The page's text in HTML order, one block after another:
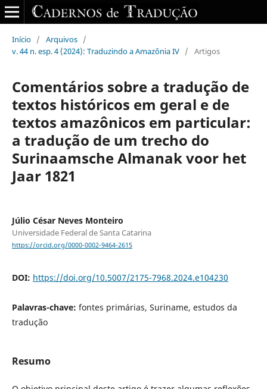
Início / Arquivos /
v. 44 n. esp. 4 (2024): Traduzindo a Amazônia IV / Artigos
Comentários sobre a tradução de
textos históricos em geral e de
textos amazônicos em particular:
a tradução de um trecho do
Surinaamsche Almanak voor het
Jaar 1821
Júlio César Neves Monteiro
Universidade Federal de Santa Catarina
https://orcid.org/0000-0002-9464-2615
DOI: https://doi.org/10.5007/2175-7968.2024.e104230
Palavras-chave: fontes primárias, Suriname, estudos da
tradução
Resumo